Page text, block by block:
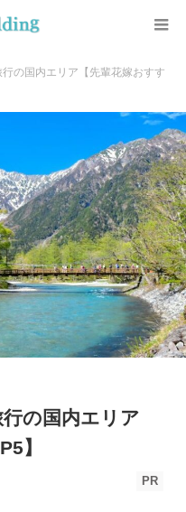
の国内エリア【先輩花嫁おすす
の国内エリア
】
PR